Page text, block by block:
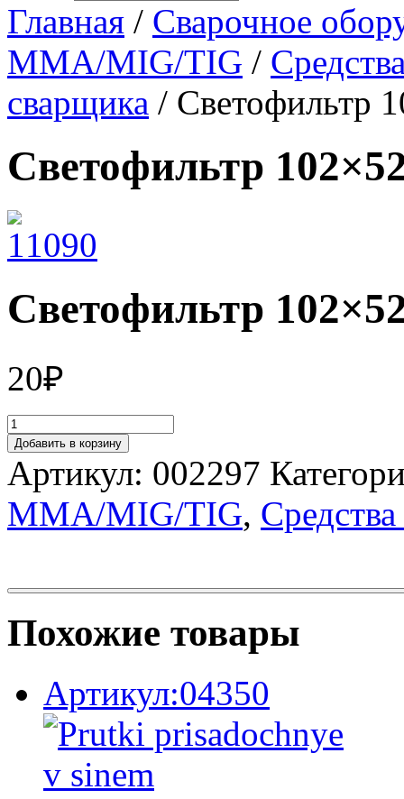
Главная / Сварочное
MMA/MIG/TIG /
сварщика / Светофильтр
Светофильтр
Светофильтр
20₽
Добавить в корзину
Артикул: 002297
MMA/MIG/TIG,
Похожие товары
Артикул:04350